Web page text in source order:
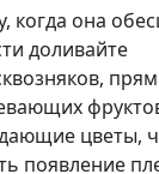
когда она
доливайте
цветы,
появление